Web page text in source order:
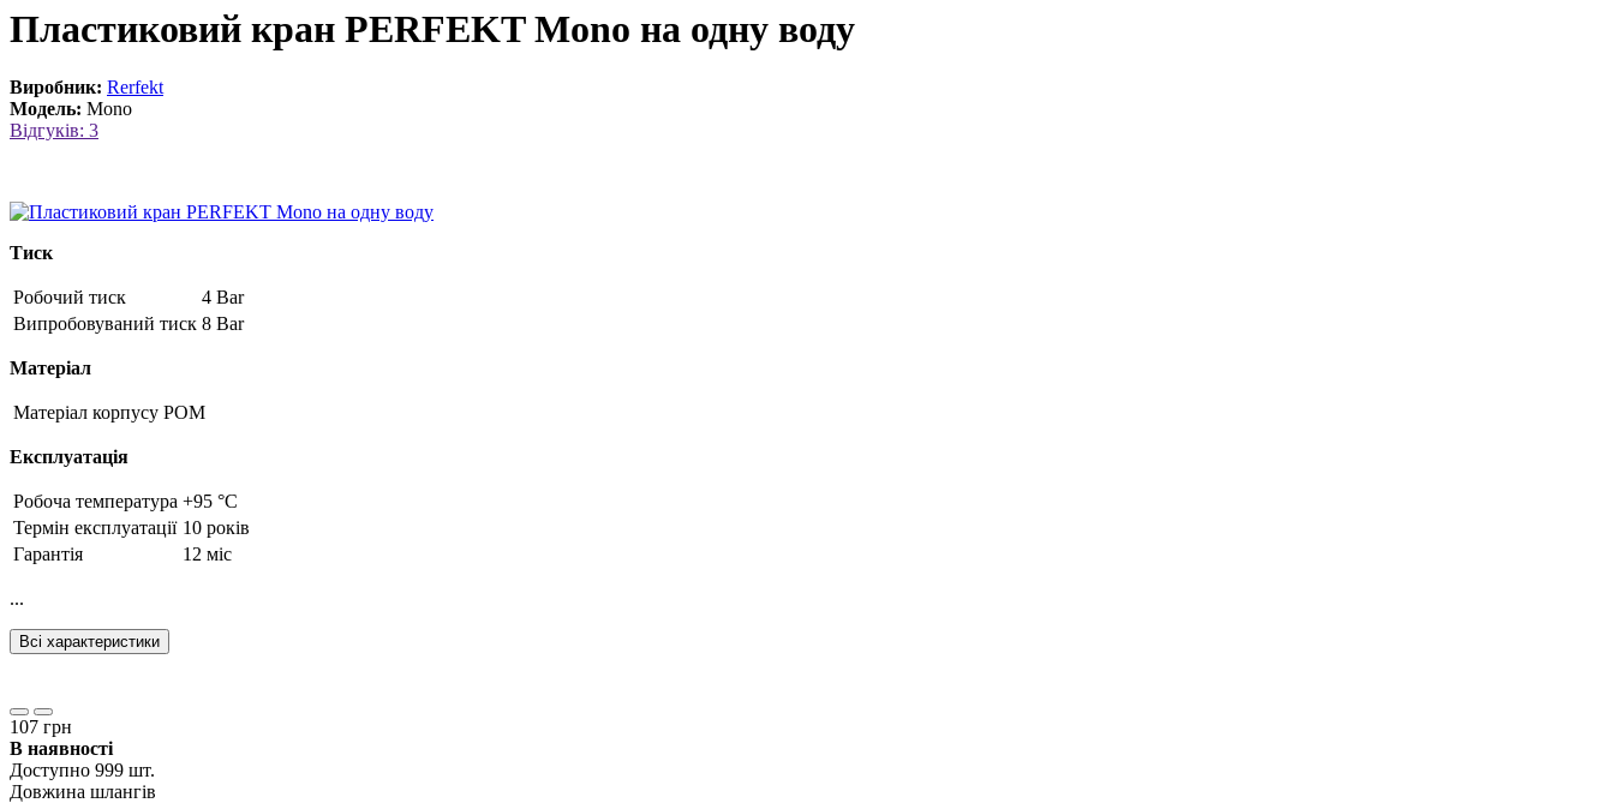
Пластиковий кран PERFEKT Mono на одну воду
Виробник: Rerfekt
Модель: Mono
Відгуків: 3
Тиск
Робочий тиск
4 Bar
Випробовуваний тиск 8 Bar
Матеріал
Матеріал корпусу POM
Експлуатація
Робоча температура +95 °C
Термін експлуатації 10 років
Гарантія
12 міс
...
Всі характеристики
107 грн
В наявності
Доступно 999 шт.
Довжина шлангів